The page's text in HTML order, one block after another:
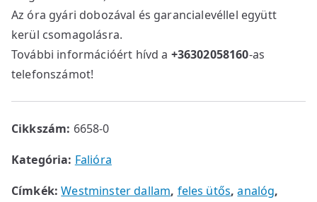
Az óra gyári dobozával és garancialevéllel együtt
kerül csomagolásra.
További információért hívd a +36302058160-as
telefonszámot!
Cikkszám: 6658-0
Kategória: Falióra
Címkék:Westminster dallam, feles ütős,analóg,